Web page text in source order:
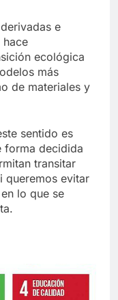
e
hace
ecológica
más
de materiales y
sentido es
forma decidida
transitar
queremos evitar
lo que se